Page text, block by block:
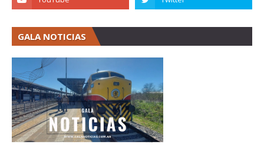
GALA NOTICIAS